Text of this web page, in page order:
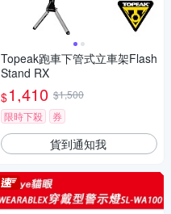
Topeak跑車下管式立車架Flash
Stand RX
$1,410 $1,500
限時下殺
券
貨到通知我